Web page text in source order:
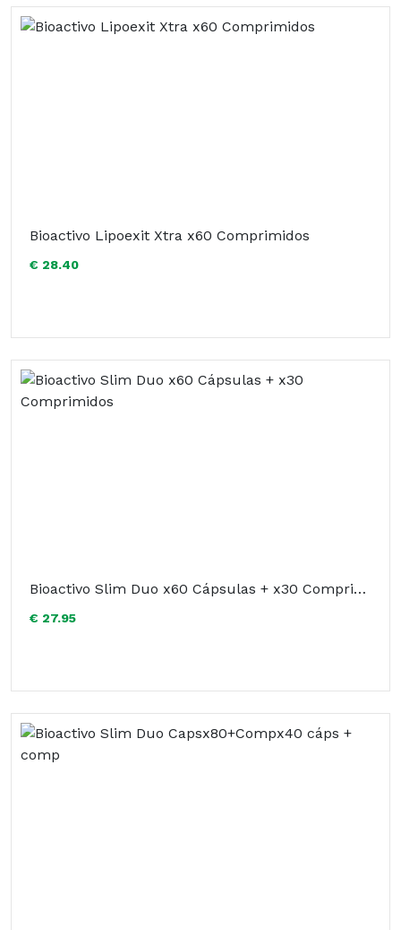
Bioactivo Lipoexit Xtra x60 Comprimidos
€ 28.40
Bioactivo Slim Duo x60 Cápsulas + x30 Comprimidos
€ 27.95